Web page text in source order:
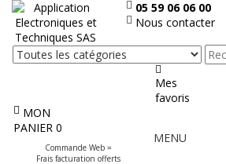
05 59 06 06 00
Nous contacter
Mes
favoris
MON
PANIER 0
Commande Web =
Frais facturation offerts
le
MENU